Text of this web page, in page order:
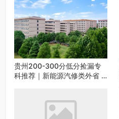
贵州200-300分低分捡漏专
科推荐｜新能源汽修类外省 5